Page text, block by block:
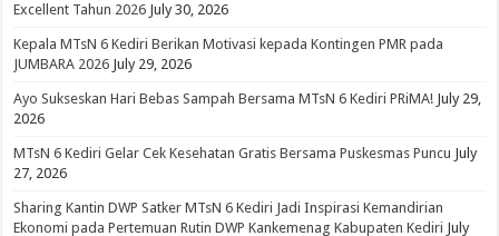
Excellent Tahun 2026 July 30, 2026
Kepala MTsN 6 Kediri Berikan Motivasi kepada Kontingen PMR pada
JUMBARA 2026 July 29, 2026
Ayo Sukseskan Hari Bebas Sampah Bersama MTsN 6 Kediri PRiMA! July 29,
2026
MTsN 6 Kediri Gelar Cek Kesehatan Gratis Bersama Puskesmas Puncu July
27, 2026
Sharing Kantin DWP Satker MTsN 6 Kediri Jadi Inspirasi Kemandirian
Ekonomi pada Pertemuan Rutin DWP Kankemenag Kabupaten Kediri July